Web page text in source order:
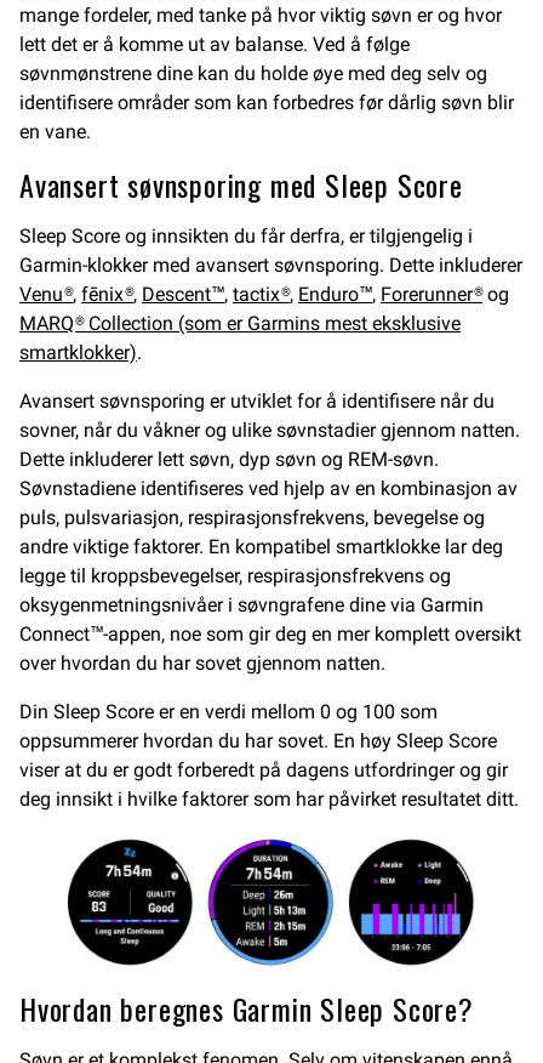
mange fordeler, med tanke på hvor viktig søvn er og hvor
lett det er å komme ut av balanse. Ved å følge
søvnmønstrene dine kan du holde øye med deg selv og
identifisere områder som kan forbedres før dårlig søvn blir
en vane.
Avansert søvnsporing med Sleep Score
Sleep Score og innsikten du får derfra, er tilgjengelig i
Garmin-klokker med avansert søvnsporing. Dette inkluderer
Venu®, fēnix®, Descent™, tactix®, Enduro™, Forerunner®og
MARQ® Collection (som er Garmins mest eksklusive
smartklokker).
Avansert søvnsporing er utviklet for å identifisere når du
sovner, når du våkner og ulike søvnstadier gjennom natten.
Dette inkluderer lett søvn, dyp søvn og REM-søvn.
Søvnstadiene identifiseres ved hjelp av en kombinasjon av
puls, pulsvariasjon, respirasjonsfrekvens, bevegelse og
andre viktige faktorer. En kompatibel smartklokke lar deg
legge til kroppsbevegelser, respirasjonsfrekvens og
oksygenmetningsnivåer i søvngrafene dine via Garmin
Connect™-appen, noe som gir deg en mer komplett oversikt
over hvordan du har sovet gjennom natten.
Din Sleep Score er en verdi mellom 0 og 100 som
oppsummerer hvordan du har sovet. En høy Sleep Score
viser at du er godt forberedt på dagens utfordringer og gir
deg innsikt i hvilke faktorer som har påvirket resultatet ditt.
Hvordan beregnes Garmin Sleep Score?